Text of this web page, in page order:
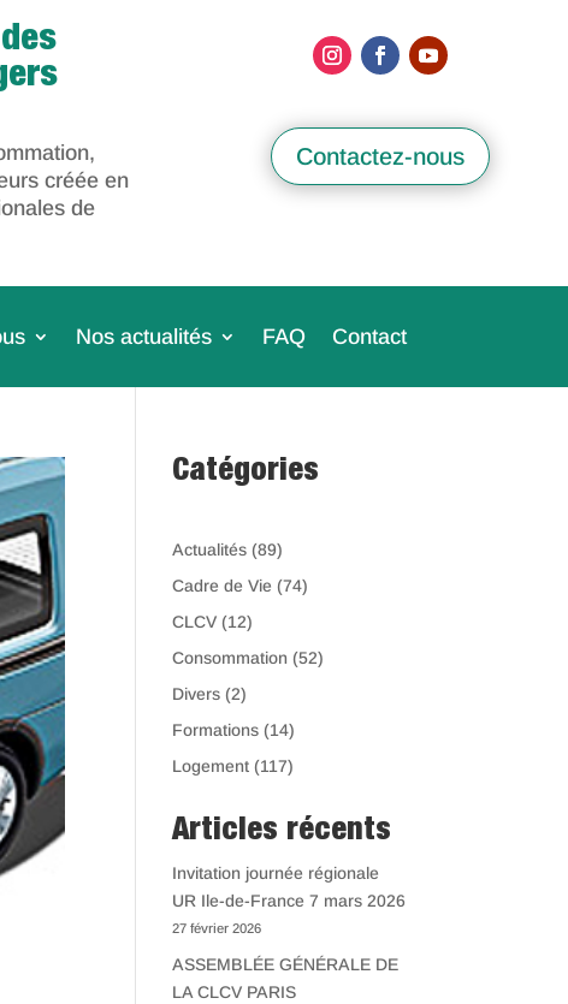
créée en
de
Contactez-nous
Nos actualités FAQ Contact
Catégories
Actualités (89)
Cadre de Vie (74)
CLCV (12)
Consommation (52)
Divers (2)
Formations (14)
Logement (117)
Articles récents
Invitation journée régionale
UR Ile-de-France 7 mars 2026
27 février 2026
ASSEMBLÉE GÉNÉRALE DE
LA CLCV PARIS